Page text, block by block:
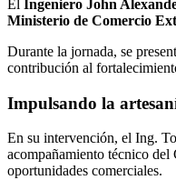
El Ingeniero John
Ministerio de Comercio
Durante la jornada, se
contribución al
Impulsando la
En su intervención, el Ing.
acompañamiento técnico del
oportunidades comerciales.